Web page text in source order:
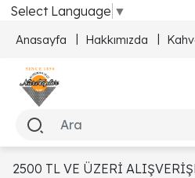
Select Language ▼
Anasayfa Hakkımızda
2500 TL VE ÜZERİ